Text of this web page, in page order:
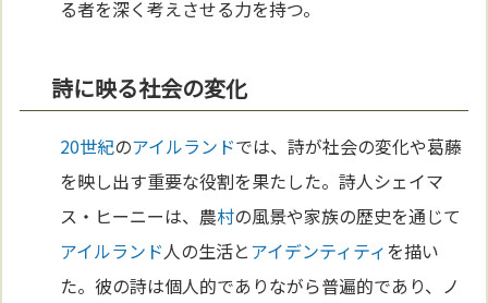
る者を深く考えさせる力を持つ。
詩に映る社会の変化
20世紀のアイルランドでは、詩が社会の変化や葛藤
を映し出す重要な役割を果たした。詩人シェイマ
ス・ヒーニーは、農村の風景や家族の歴史を通じて
アイルランド人の生活とアイデンティティを描い
た。彼の詩は個人的でありながら普遍的であり、ノ